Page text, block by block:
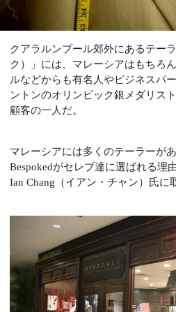
クアラルンプール郊外にあるテー
ク）」には、マレーシアはもちろ
ルなどからも有名人やビジネスパ
ントンのオリンピック銀メダリス
顧客の一人だ。
マレーシアには多くのテーラーが
Bespokedがセレブ達に選ばれる理
Ian Chang（イアン・チャン）氏に